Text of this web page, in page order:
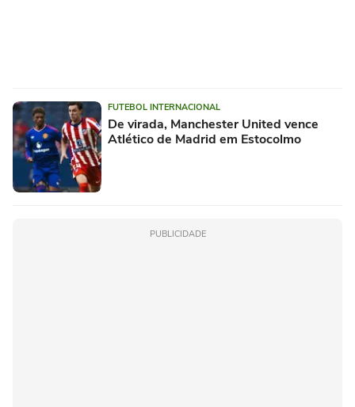
FUTEBOL INTERNACIONAL
De virada, Manchester United vence
Atlético de Madrid em Estocolmo
PUBLICIDADE